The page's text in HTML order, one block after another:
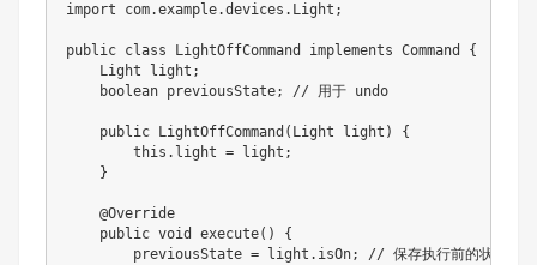
import com.example.devices . Light ;
public class LightOffCommand implements Command
{
Light light ;
boolean previousState; // 用于 undo
public LightOffCommand ( Light light )
{
this . light = light ;
}
@Override
public void execute( )
{
        previousState
= light . isOn;
// 保存执行前的状态